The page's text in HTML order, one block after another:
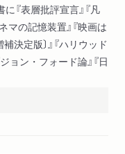
『表層批評宣言』『凡
マの記憶装置』『映画は
決定版〕』『ハリウッド
ョン・フォード論』『日